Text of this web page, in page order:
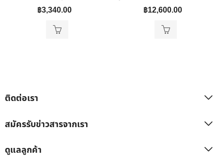
฿3,340.00 ฿12,600.00
ติดต่อเรา
สมัครรับข่าวสารจากเรา
ดูแลลูกค้า